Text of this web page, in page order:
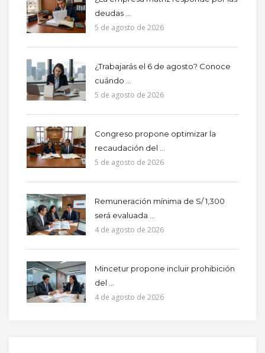
deudas ...
5 de agosto de 2026
¿Trabajarás el 6 de agosto? Conoce
cuándo ...
5 de agosto de 2026
Congreso propone optimizar la
recaudación del ...
5 de agosto de 2026
Remuneración mínima de S/ 1,300
será evaluada ...
4 de agosto de 2026
Mincetur propone incluir prohibición
del ...
4 de agosto de 2026